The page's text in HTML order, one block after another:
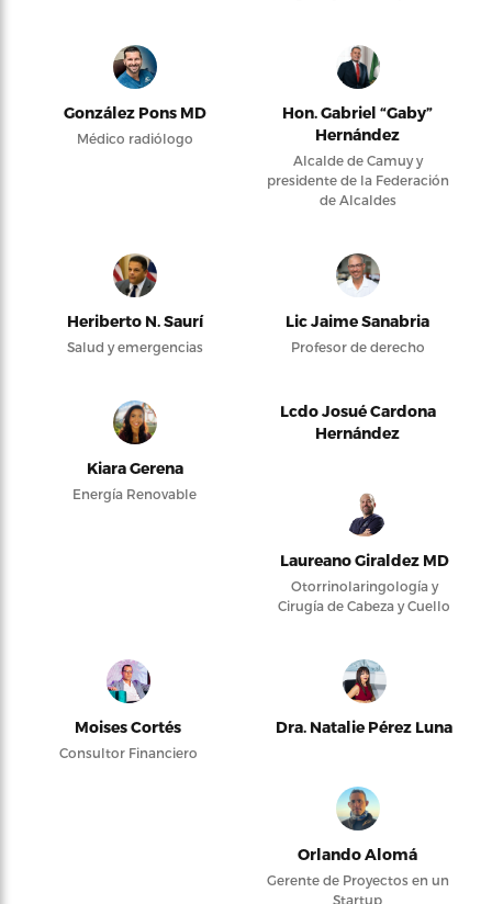
González Pons MD
Médico radiólogo
Hon. Gabriel “Gaby”
Hernández
Alcalde de Camuy y
presidente de la Federación
de Alcaldes
Heriberto N. Saurí
Salud y emergencias
Lic Jaime Sanabria
Profesor de derecho
Kiara Gerena
Energía Renovable
Lcdo Josué Cardona
Hernández
Laureano Giraldez MD
Otorrinolaringología y
Cirugía de Cabeza y Cuello
Moises Cortés
Consultor Financiero
Dra. Natalie Pérez Luna
Orlando Alomá
Gerente de Proyectos en un
Startup